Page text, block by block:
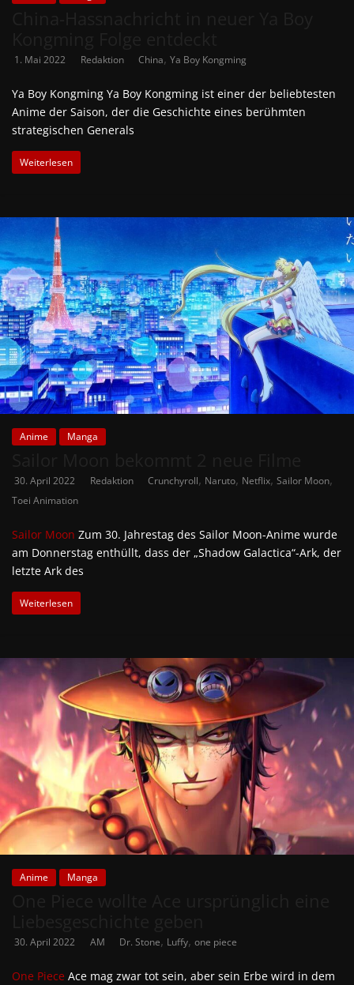
1. Mai 2022 Redaktion China, Ya Boy Kongming
Ya Boy Kongming Ya Boy Kongming ist einer der beliebtesten
Anime der Saison, der die Geschichte eines berühmten
strategischen Generals
Weiterlesen
Anime Manga
30. April 2022 Redaktion Crunchyroll, Naruto, Netflix, Sailor Moon,
Toei Animation
Sailor Moon Zum 30. Jahrestag des Sailor Moon-Anime wurde
am Donnerstag enthüllt, dass der „Shadow Galactica“-Ark, der
letzte Ark des
Weiterlesen
Anime Manga
30. April 2022 AM Dr. Stone, Luffy, one piece
One Piece Ace mag zwar tot sein, aber sein Erbe wird in dem